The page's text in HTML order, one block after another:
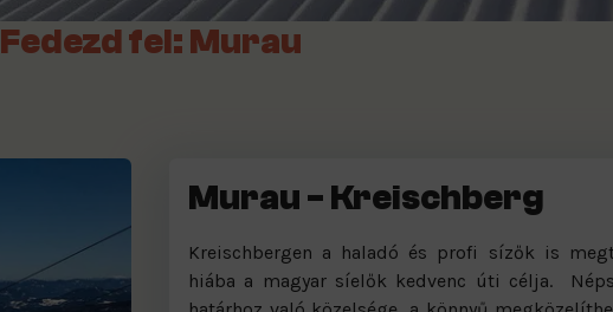
Fedezd fel: Murau
Murau - Kreischberg
Kreischbergen a haladó és profi sízők is
hiába a magyar síelők kedvenc úti célja.